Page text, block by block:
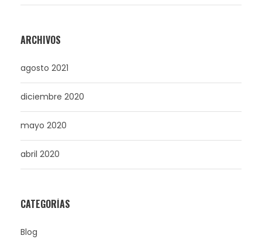
ARCHIVOS
agosto 2021
diciembre 2020
mayo 2020
abril 2020
CATEGORÍAS
Blog